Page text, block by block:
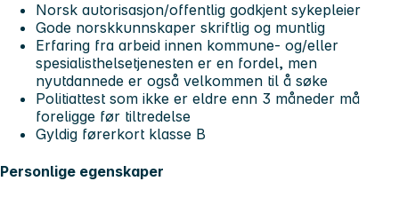
Norsk autorisasjon/offentlig godkjent sykepleier
Gode norskkunnskaper skriftlig og muntlig
Erfaring fra arbeid innen kommune- og/eller
spesialisthelsetjenesten er en fordel, men
nyutdannede er også velkommen til å søke
Politiattest som ikke er eldre enn 3 måneder må
foreligge før tiltredelse
Gyldig førerkort klasse B
Personlige egenskaper